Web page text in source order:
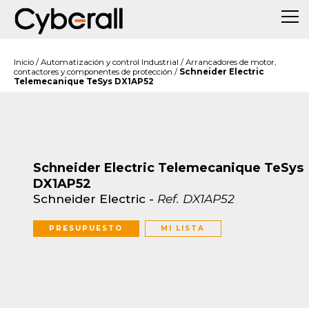
Inicio / Automatización y control Industrial / Arrancadores de motor,
contactores y componentes de protección / Schneider Electric
Telemecanique TeSys DX1AP52
Schneider Electric Telemecanique TeSys
DX1AP52
Schneider Electric - Ref. DX1AP52
PRESUPUESTO MI LISTA